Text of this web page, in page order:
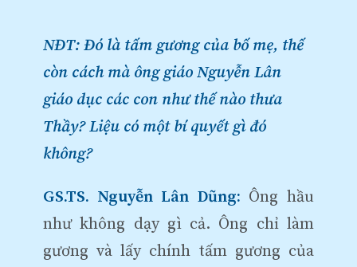
NĐT: Đó là tấm gương của bố mẹ, thế
còn cách mà ông giáo Nguyễn Lân
giáo dục các con như thế nào thưa
Thầy? Liệu có một bí quyết gì đó
không?
GS.TS. Nguyễn Lân Dũng: Ông hầu
như không dạy gì cả. Ông chỉ làm
gương và lấy chính tấm gương của